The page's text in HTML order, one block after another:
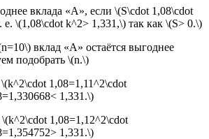
вклада «А», если \(S\cdot 1,08\cdot
е. \(1,08\cdot k^2> 1,331,\) так как \(S> 0.\)
вклад «А» остаётся выгоднее
подобрать \(n.\)
1,08=1,11^2\cdot
1,331.\)
1,08=1,12^2\cdot
1,331.\)